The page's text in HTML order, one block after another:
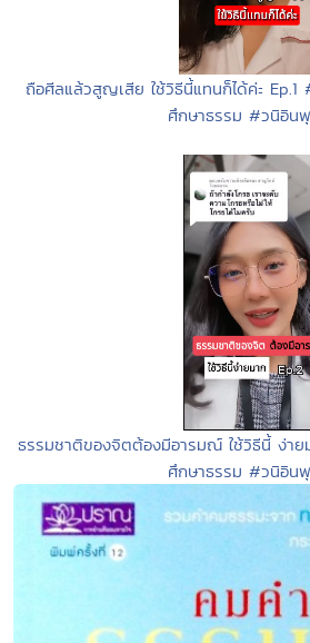
ถือศีลแล้วสูญเสีย ใช้วิธีนี้แทนก็ได้ค่ะ
ศึกษาธรรม #วนิอิน
ธรรมชาติของจิตต้องมีอารมณ์ ใช้วิธีนี้ ง่า
ศึกษาธรรม #วนิอิน